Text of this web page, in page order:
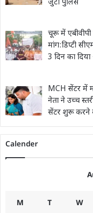
जुटी पुलिस
चूरू में
मांग:डिप्टी
3 दिन का
MCH सेंटर में
नेता ने उच्च
सेंटर शुरू करने
Calender
M T W